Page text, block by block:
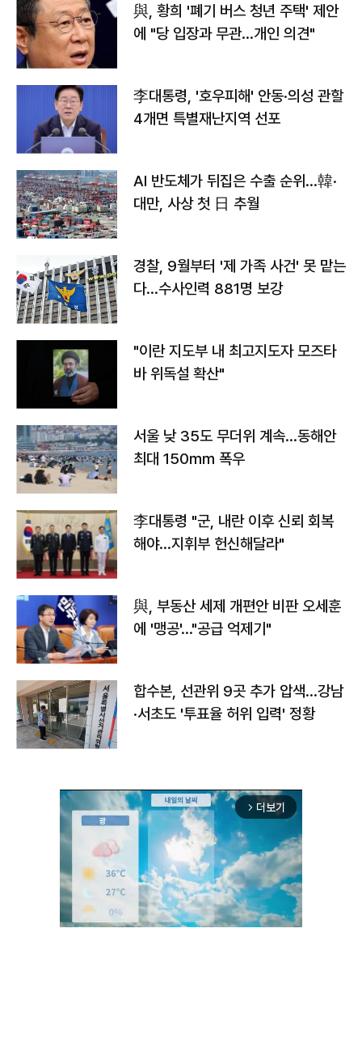
與, 황희 '폐기 버스 청년 주택' 제안
에 "당 입장과 무관…개인 의견"
李대통령, '호우피해' 안동·의성 관할
4개면 특별재난지역 선포
AI 반도체가 뒤집은 수출 순위…韓·
대만, 사상 첫 日 추월
경찰, 9월부터 '제 가족 사건' 못 맡는
다…수사인력 881명 보강
"이란 지도부 내 최고지도자 모즈타
바 위독설 확산"
서울 낮 35도 무더위 계속…동해안
최대 150㎜ 폭우
李대통령 "군, 내란 이후 신뢰 회복
해야…지휘부 헌신해달라"
與, 부동산 세제 개편안 비판 오세훈
에 '맹공'…"공급 억제기"
합수본, 선관위 9곳 추가 압색…강남
·서초도 '투표율 허위 입력' 정황
arrow_forward_ios 더보기